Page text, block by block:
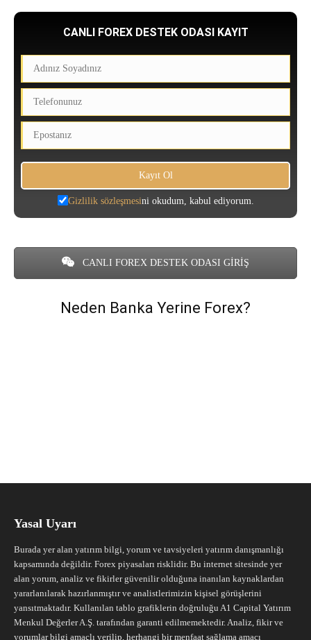
CANLI FOREX DESTEK ODASI KAYIT
Gizlilik sözleşmesini okudum, kabul ediyorum.
CANLI FOREX DESTEK ODASI GİRİŞ
Neden Banka Yerine Forex?
Yasal Uyarı
Burada yer alan yatırım bilgi, yorum ve tavsiyeleri yatırım danışmanlığı
kapsamında değildir. Forex piyasaları risklidir. Bu internet sitesinde yer
alan yorum, analiz ve fikirler güvenilir olduğuna inanılan kaynaklardan
yararlanılarak hazırlanmıştır ve analistlerimizin kişisel görüşlerini
yansıtmaktadır. Kullanılan tablo grafiklerin doğruluğu A1 Capital Yatırım
Menkul Değerler A.Ş. tarafından garanti edilmemektedir. Analiz, fikir ve
yorumlar bilgi amaçlı verilip, herhangi bir menfaat sağlama amacı